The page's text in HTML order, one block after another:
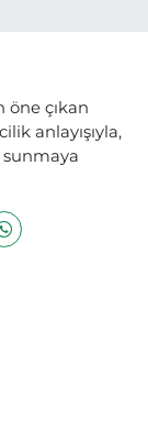
çıkan
anlayışıyla,
sunmaya